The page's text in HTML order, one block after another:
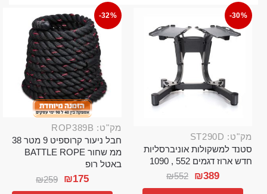
-30%
מק"ט: ST290D
סטנד למשקולות אוניברסליות
חדש ארוז דגמים 552 , 1090
₪552 ₪389
-32%
מק"ט: ROP389B
חבל ניעור קרוספיט 9 מטר 38
ממ שחור BATTLE ROPE
באטל רופ
₪259 ₪175